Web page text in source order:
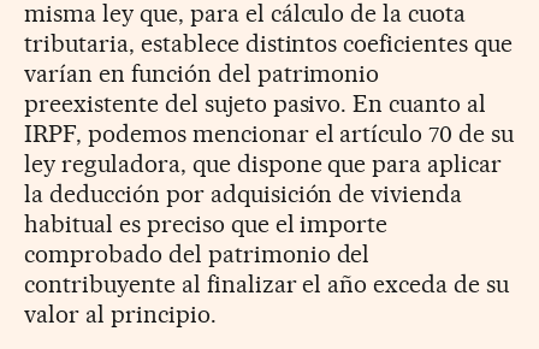
misma ley que, para el cálculo de la cuota
tributaria, establece distintos coeficientes que
varían en función del patrimonio
preexistente del sujeto pasivo. En cuanto al
IRPF, podemos mencionar el artículo 70 de su
ley reguladora, que dispone que para aplicar
la deducción por adquisición de vivienda
habitual es preciso que el importe
comprobado del patrimonio del
contribuyente al finalizar el año exceda de su
valor al principio.